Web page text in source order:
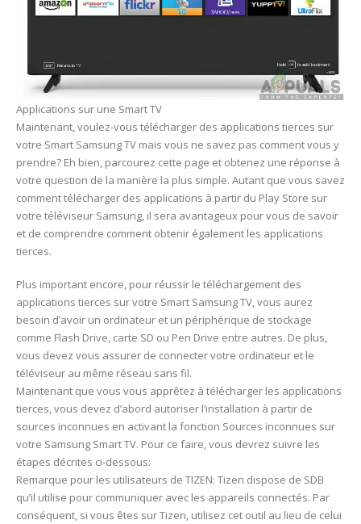
Applications sur une Smart TV
Maintenant, voulez-vous télécharger des applications tierces sur
votre Smart Samsung TV mais vous ne savez pas comment vous y
prendre? Eh bien, parcourez cette page et obtenez une réponse à
votre question de la manière la plus simple. Autant que vous savez
comment télécharger des applications à partir du Play Store sur
votre téléviseur Samsung, il sera avantageux pour vous de savoir
et de comprendre comment obtenir également les applications
tierces.
Plus important encore, pour réussir le téléchargement des
applications tierces sur votre Smart Samsung TV, vous aurez
besoin d’avoir un ordinateur et un périphérique de stockage
comme Flash Drive, carte SD ou Pen Drive entre autres. De plus,
vous devez vous assurer de connecter votre ordinateur et le
téléviseur au même réseau sans fil.
Maintenant que vous vous apprêtez à télécharger les applications
tierces, vous devez d’abord autoriser l’installation à partir de
sources inconnues en activant la fonction Sources inconnues sur
votre Samsung Smart TV. Pour ce faire, vous devrez suivre les
étapes décrites ci-dessous:
Remarque pour les utilisateurs de TIZEN: Tizen dispose de SDB
qu’il utilise pour communiquer avec les appareils connectés. Par
conséquent, si vous êtes sur Tizen, utilisez cet outil au lieu de celui